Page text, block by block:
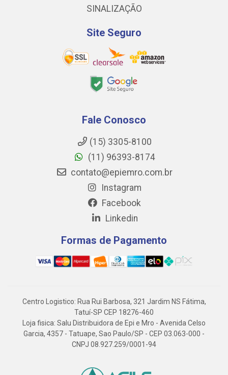
SINALIZAÇÃO
Site Seguro
Fale Conosco
(15) 3305-8100
(11) 96393-8174
contato@epiemro.com.br
Instagram
Facebook
Linkedin
Formas de Pagamento
Centro Logistico: Rua Rui Barbosa, 321 Jardim NS Fátima,
Tatuí-SP CEP 18276-460
Loja fisica: Salu Distribuidora de Epi e Mro - Avenida Celso
Garcia, 4357 - Tatuape, Sao Paulo/SP - CEP 03.063-000 -
CNPJ 08.927.259/0001-94